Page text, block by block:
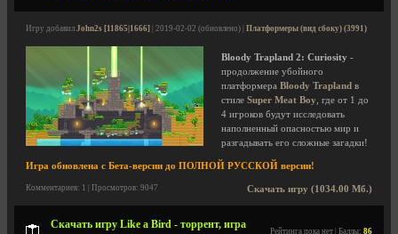
Игру добавил John2s [11865|1666] | 2019-02-02 (обновлено) | Платформеры (вид сбоку) (3991)
Bloody Trapland 2: Curiosity -
продолжение убойного
платформера Bloody Trapland в
стиле Super Meat Boy , где от 1 до
4 игроков будут исследовать
наполненный опасностью мир и
разгадывать его сложные загадки!
Игра обновлена с Бета-версии до ПОЛНОЙ РУССКОЙ версии!
Скачать игру (1034.00 Мб.)
Комментариев: 1 | Просмотров: 9047
Скачать игру Like a Bird - торрент, игра
Рейтинга пока нет | Баллы: 86